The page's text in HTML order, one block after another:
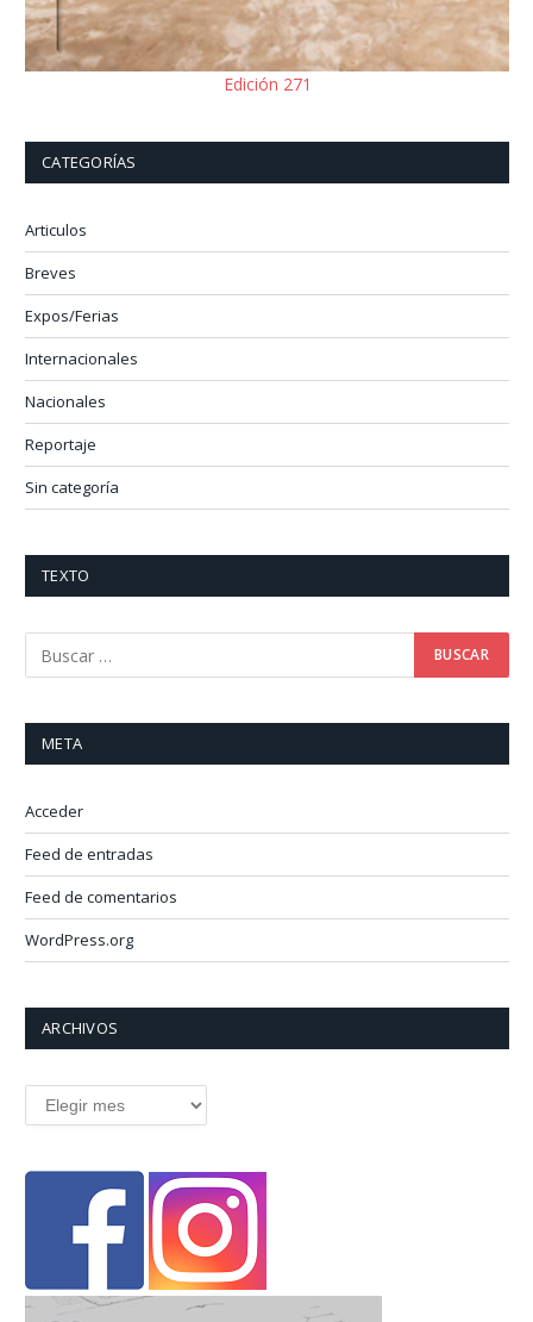
Edición 271
CATEGORÍAS
Articulos
Breves
Expos/Ferias
Internacionales
Nacionales
Reportaje
Sin categoría
TEXTO
META
Acceder
Feed de entradas
Feed de comentarios
WordPress.org
ARCHIVOS
Archivos